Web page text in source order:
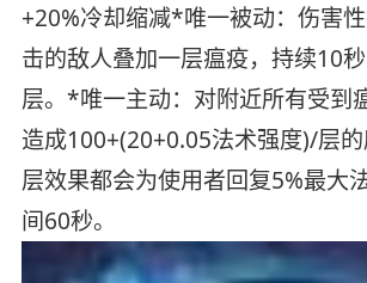
+20%冷却缩减*唯一被动：伤害
击的敌人叠加一层瘟疫，持续10
层。*唯一主动：对附近所有受到
造成100+(20+0.05法术强度)/层
层效果都会为使用者回复5%最大
间60秒。